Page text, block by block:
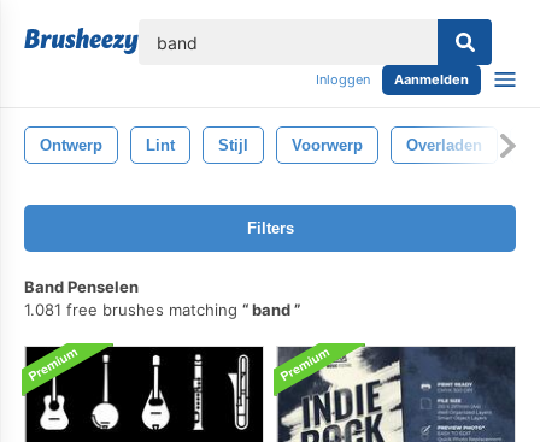
Inloggen Aanmelden
Ontwerp Lint Stijl Voorwerp Overladen
Filters
Band Penselen
1.081 free brushes matching
band